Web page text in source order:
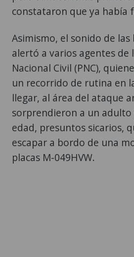
constataron que ya había
Asimismo, el sonido de
alertó a varios agentes de
Nacional Civil (PNC),
un recorrido de rutina en
llegar, al área del ataque
sorprendieron a un adulto
edad, presuntos sicarios,
escapar a bordo de una
placas M-049HVW.